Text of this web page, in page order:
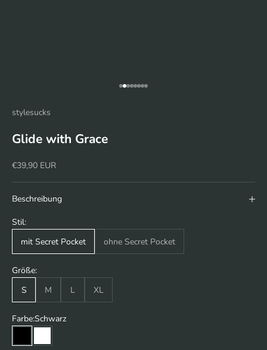
Gehe zu Element 1
Gehe zu Element 2
Gehe zu Element 3
Gehe zu Element 4
Gehe zu Element 5
Gehe zu Element 6
Gehe zu Element 7
Gehe zu Element 8
stylesucks
Glide with Grace
Angebot
€39,90 EUR
Beschreibung
Stil:
mit Secret Pocket
ohne Secret Pocket
Größe:
S
M L XL
Farbe:Schwarz
Schwarz
Weiß